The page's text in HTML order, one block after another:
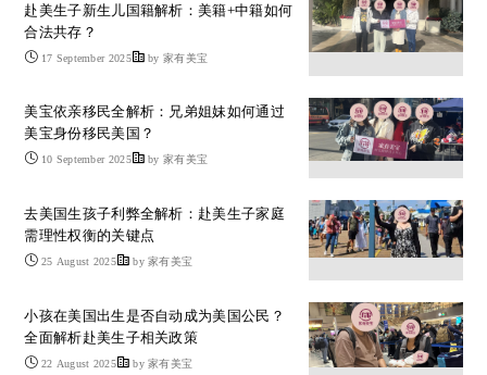
赴美生子新生儿国籍解析：美籍+中籍如何
合法共存？
17 September 2025 by 家有美宝
美宝依亲移民全解析：兄弟姐妹如何通过
美宝身份移民美国？
10 September 2025 by 家有美宝
去美国生孩子利弊全解析：赴美生子家庭
需理性权衡的关键点
25 August 2025 by 家有美宝
小孩在美国出生是否自动成为美国公民？
全面解析赴美生子相关政策
22 August 2025 by 家有美宝